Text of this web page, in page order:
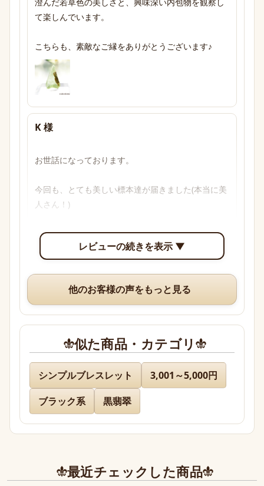
て楽しんでいます。
こちらも、素敵なご縁をありがとうございます♪
K 様
お世話になっております。
今回も、とても美しい標本達が届きました(本当に美
人さん！)
透明感のあるブルーからパープル、多色性がはっき
り確認できて眺めていて楽しいです。
いつも、丁寧な梱包や手書きのメッセージ、そして
素敵なオマケまでありがとうございますm(*_ _)m
名無し 様
先日通販を利用させて頂きましたが迅速に対応、お
送り下さりまして有難うございました。
どのお品物も画像で見た以上に美しく、お迎えでき
また、丁寧であたたかいお手紙やプレゼントまで同
レビューの続きを表示 ▼
他のお客様の声をもっと見る
似た商品・カテゴリ
シンプルブレスレット
3,001～5,000円
ブラック系
黒翡翠
最近チェックした商品